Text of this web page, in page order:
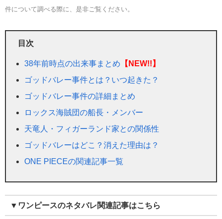
件について調べる際に、是非ご覧ください。
目次
38年前時点の出来事まとめ 【NEW!!】
ゴッドバレー事件とは？いつ起きた？
ゴッドバレー事件の詳細まとめ
ロックス海賊団の船長・メンバー
天竜人・フィガーランド家との関係性
ゴッドバレーはどこ？消えた理由は？
ONE PIECEの関連記事一覧
▼ワンピースのネタバレ関連記事はこちら